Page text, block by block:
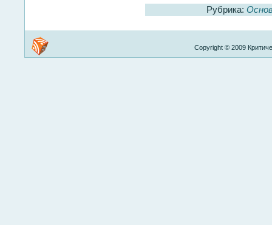
Рубрика:
Copyright © 2009